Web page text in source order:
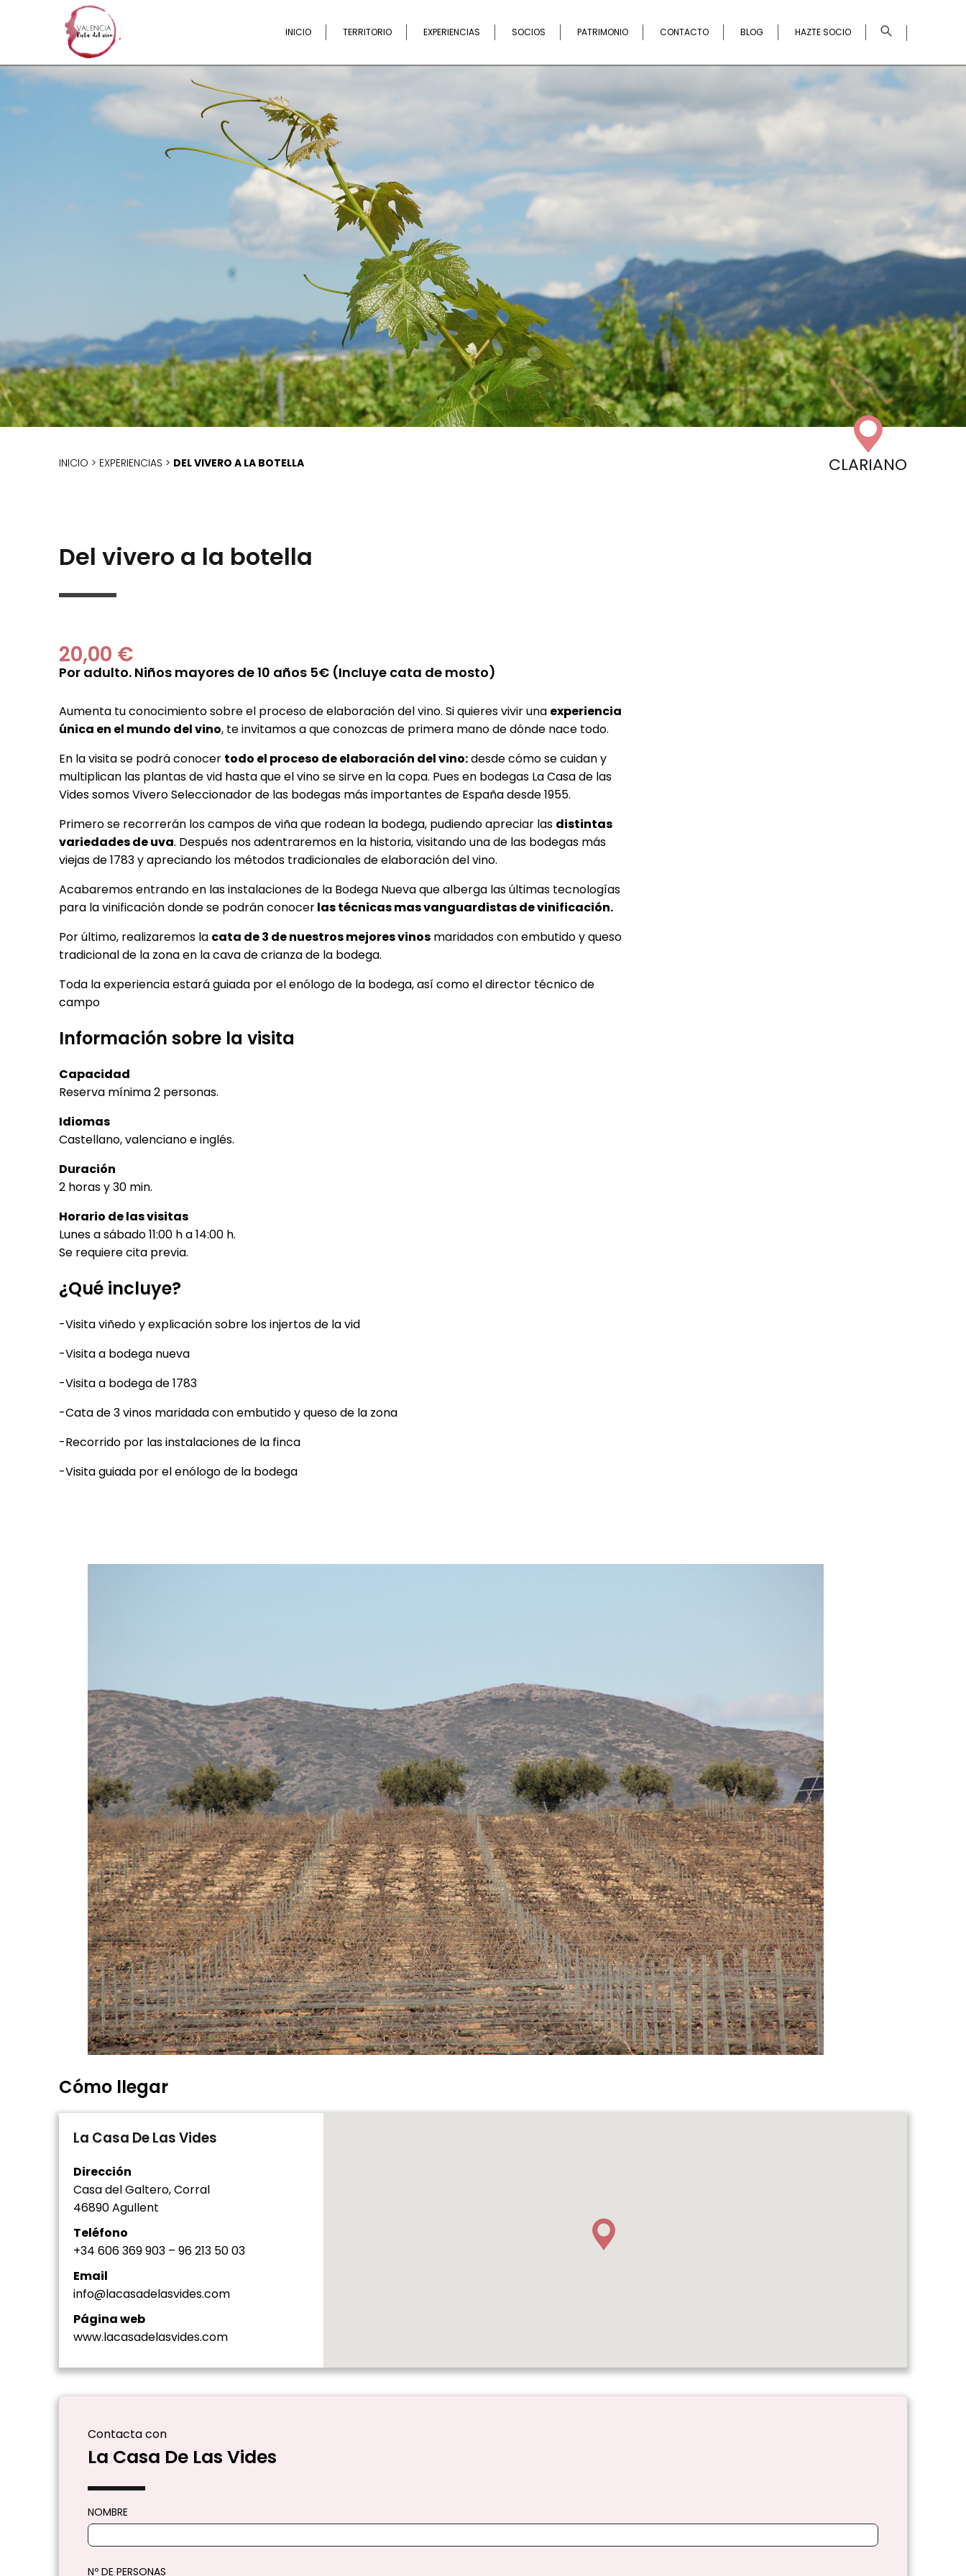
INICIO TERRITORIO EXPERIENCIAS SOCIOS PATRIMONIO CONTACTO BLOG HAZTE SOCIO ×
CLARIANO
INICIO > EXPERIENCIAS > DEL VIVERO A LA BOTELLA
Del vivero a la botella
20,00 €
Por adulto. Niños mayores de 10 años 5€ (Incluye cata de mosto)
Aumenta tu conocimiento sobre el proceso de elaboración del vino. Si quieres vivir una experiencia
única en el mundo del vino, te invitamos a que conozcas de primera mano de dónde nace todo.
En la visita se podrá conocer todo el proceso de elaboración del vino:desde cómo se cuidan y
multiplican las plantas de vid hasta que el vino se sirve en la copa. Pues en bodegas La Casa de las
Vides somos Vivero Seleccionador de las bodegas más importantes de España desde 1955.
Primero se recorrerán los campos de viña que rodean la bodega, pudiendo apreciar las distintas
variedades de uva. Después nos adentraremos en la historia, visitando una de las bodegas más
viejas de 1783 y apreciando los métodos tradicionales de elaboración del vino.
Acabaremos entrando en las instalaciones de la Bodega Nueva que alberga las últimas tecnologías
para la vinificación donde se podrán conocerlas técnicas mas vanguardistas de vinificación.
Por último, realizaremos la cata de 3 de nuestros mejores vinos maridados con embutido y queso
tradicional de la zona en la cava de crianza de la bodega.
Toda la experiencia estará guiada por el enólogo de la bodega, así como el director técnico de
campo
Información sobre la visita
Capacidad
Reserva mínima 2 personas.
Idiomas
Castellano, valenciano e inglés.
Duración
2 horas y 30 min.
Horario de las visitas
Lunes a sábado 11:00 h a 14:00 h.
Se requiere cita previa.
¿Qué incluye?
-Visita viñedo y explicación sobre los injertos de la vid
-Visita a bodega nueva
-Visita a bodega de 1783
-Cata de 3 vinos maridada con embutido y queso de la zona
-Recorrido por las instalaciones de la finca
-Visita guiada por el enólogo de la bodega
Cómo llegar
La Casa De Las Vides
Dirección
Casa del Galtero, Corral
46890 Agullent
Teléfono
+34 606 369 903 – 96 213 50 03
Email
info@lacasadelasvides.com
Página web
www.lacasadelasvides.com
Contacta con
La Casa De Las Vides
NOMBRE
Nº DE PERSONAS